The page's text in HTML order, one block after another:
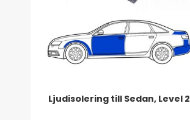
Ljudisolering till Sedan, Level 2